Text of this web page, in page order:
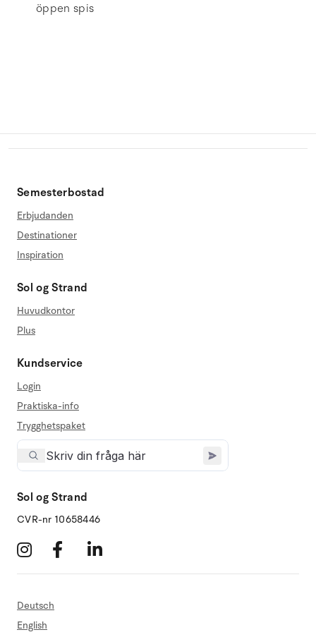
öppen spis
Semesterbostad
Erbjudanden
Destinationer
Inspiration
Sol og Strand
Huvudkontor
Plus
Kundservice
Login
Praktiska-info
Trygghetspaket
Sol og Strand
CVR-nr 10658446
Deutsch
English